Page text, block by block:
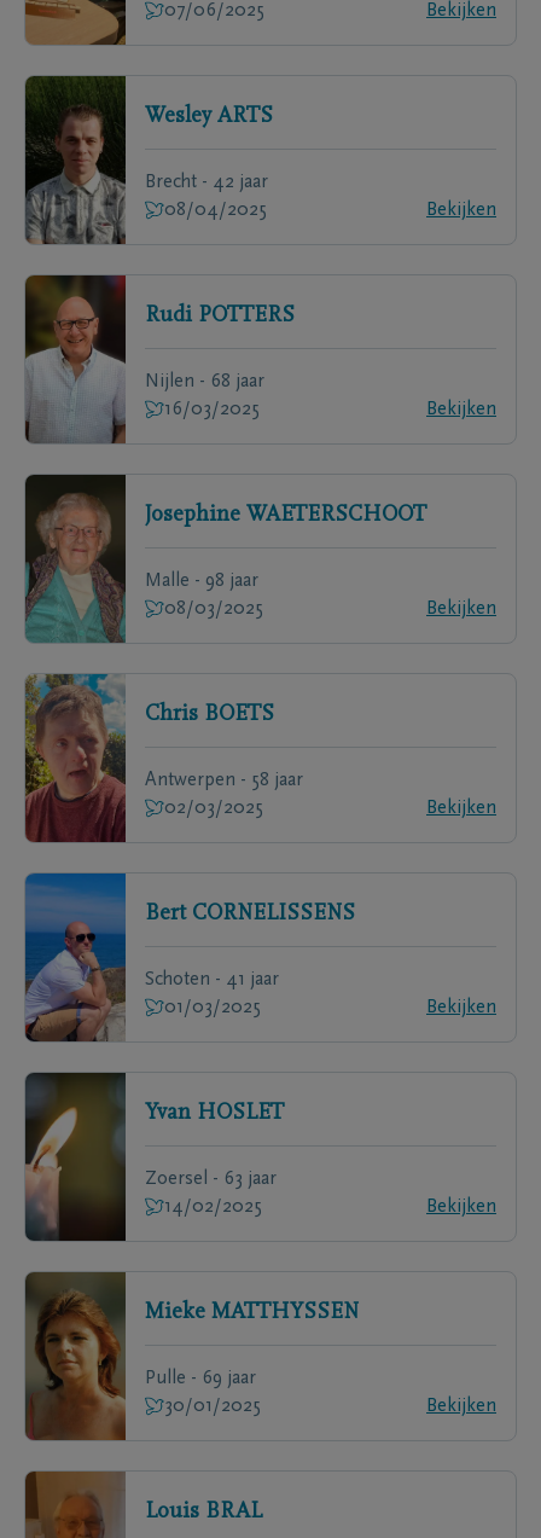
07/06/2025
Bekijken
Wesley ARTS
Brecht - 42 jaar
08/04/2025
Bekijken
Rudi POTTERS
Nijlen - 68 jaar
16/03/2025
Bekijken
Josephine WAETERSCHOOT
Malle - 98 jaar
08/03/2025
Bekijken
Chris BOETS
Antwerpen - 58 jaar
02/03/2025
Bekijken
Bert CORNELISSENS
Schoten - 41 jaar
01/03/2025
Bekijken
Yvan HOSLET
Zoersel - 63 jaar
14/02/2025
Bekijken
Mieke MATTHYSSEN
Pulle - 69 jaar
30/01/2025
Bekijken
Louis BRAL